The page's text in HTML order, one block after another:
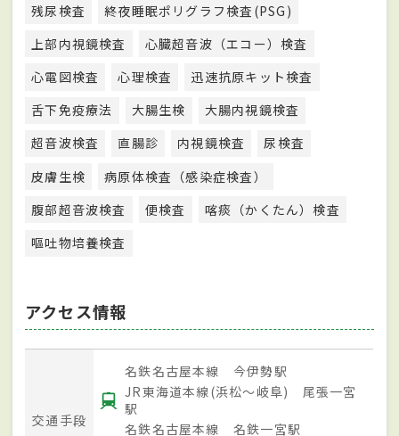
残尿検査
終夜睡眠ポリグラフ検査(PSG)
上部内視鏡検査
心臓超音波（エコー）検査
心電図検査
心理検査
迅速抗原キット検査
舌下免疫療法
大腸生検
大腸内視鏡検査
超音波検査
直腸診 内視鏡検査
尿検査
皮膚生検
病原体検査（感染症検査）
腹部超音波検査
便検査
喀痰（かくたん）検査
嘔吐物培養検査
アクセス情報
交通手段
名鉄名古屋本線 今伊勢駅
JR東海道本線(浜松～岐阜) 尾張一宮
駅
名鉄名古屋本線 名鉄一宮駅